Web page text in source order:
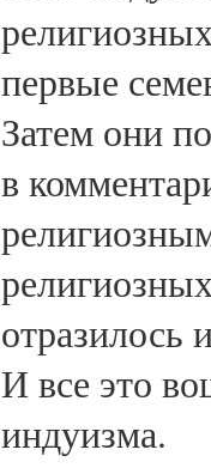
первые
Затем они
в
отразилось
И все это
индуизма.